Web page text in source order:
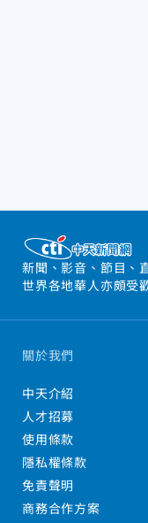
新聞、影音、節目、
世界各地華人亦頗受
關於我們
中天介紹
人才招募
使用條款
隱私權條款
免責聲明
商務合作方案